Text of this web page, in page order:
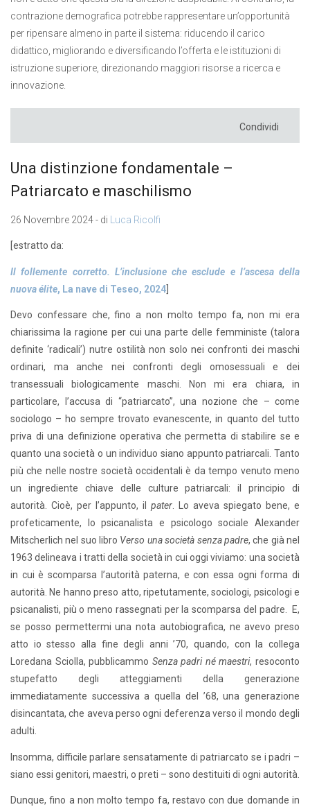
contrazione demografica potrebbe rappresentare un’opportunità
per ripensare almeno in parte il sistema: riducendo il carico
didattico, migliorando e diversificando l’offerta e le istituzioni di
istruzione superiore, direzionando maggiori risorse a ricerca e
innovazione.
Condividi
Una distinzione fondamentale –
Patriarcato e maschilismo
26 Novembre 2024 - di Luca Ricolfi
[estratto da:
Il follemente corretto. L’inclusione che esclude e l’ascesa della
nuova élite, La nave di Teseo, 2024
Devo confessare che, fino a non molto tempo fa, non mi era
chiarissima la ragione per cui una parte delle femministe (talora
definite ‘radicali’) nutre ostilità non solo nei confronti dei maschi
ordinari, ma anche nei confronti degli omosessuali e dei
transessuali biologicamente maschi. Non mi era chiara, in
particolare, l’accusa di “patriarcato”, una nozione che – come
sociologo – ho sempre trovato evanescente, in quanto del tutto
priva di una definizione operativa che permetta di stabilire se e
quanto una società o un individuo siano appunto patriarcali. Tanto
più che nelle nostre società occidentali è da tempo venuto meno
un ingrediente chiave delle culture patriarcali: il principio di
autorità. Cioè, per l’appunto, il pater. Lo aveva spiegato bene, e
profeticamente, lo psicanalista e psicologo sociale Alexander
Mitscherlich nel suo libro Verso una società senza padre, che già nel
1963 delineava i tratti della società in cui oggi viviamo: una società
in cui è scomparsa l’autorità paterna, e con essa ogni forma di
autorità. Ne hanno preso atto, ripetutamente, sociologi, psicologi e
psicanalisti, più o meno rassegnati per la scomparsa del padre. E,
se posso permettermi una nota autobiografica, ne avevo preso
atto io stesso alla fine degli anni ’70, quando, con la collega
Loredana Sciolla, pubblicammo Senza padri né maestri, resoconto
stupefatto degli atteggiamenti della generazione
immediatamente successiva a quella del ’68, una generazione
disincantata, che aveva perso ogni deferenza verso il mondo degli
adulti.
Insomma, difficile parlare sensatamente di patriarcato se i padri –
siano essi genitori, maestri, o preti – sono destituiti di ogni autorità.
Dunque, fino a non molto tempo fa, restavo con due domande in